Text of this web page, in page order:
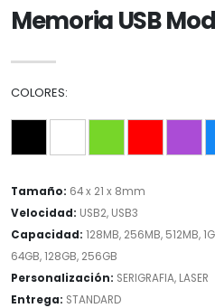
Memoria USB
COLORES:
Tamaño: 64 x 21 x 8mm
Velocidad: USB2, USB3
Capacidad: 128MB, 256MB, 512MB,
64GB, 128GB, 256GB
Personalización: SERIGRAFIA, LASER
Entrega: STANDARD